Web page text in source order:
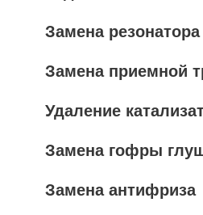
Замена резонатора
Замена приемной
Удаление
Замена гофры
Замена антифриза